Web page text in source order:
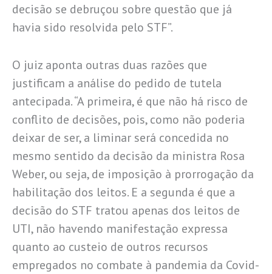
decisão se debruçou sobre questão que já
havia sido resolvida pelo STF”.
O juiz aponta outras duas razões que
justificam a análise do pedido de tutela
antecipada. “A primeira, é que não há risco de
conflito de decisões, pois, como não poderia
deixar de ser, a liminar será concedida no
mesmo sentido da decisão da ministra Rosa
Weber, ou seja, de imposição à prorrogação da
habilitação dos leitos. E a segunda é que a
decisão do STF tratou apenas dos leitos de
UTI, não havendo manifestação expressa
quanto ao custeio de outros recursos
empregados no combate à pandemia da Covid-